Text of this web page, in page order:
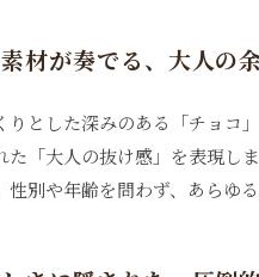
材が奏でる、大人の
りとした深みのある「チョコ
た「大人の抜け感」を表現し
性別や年齢を問わず、あらゆ